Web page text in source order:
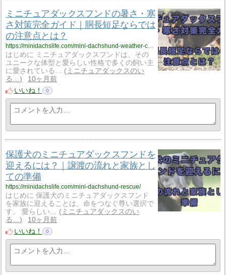
ミニチュアダックスフンドの暑さ・寒
さ対策完全ガイド｜胴長短足ならでは
の注意点とは？
はじめに ミニチュアダックスフンドは、その
ユニークな体型と愛らしい性格で多くの飼い主
に愛されている…
ミニチュアダックスのい
る…
10ヶ月前
いいね！
0
保護犬のミニチュアダックスフンドを
迎えるには？｜譲渡の流れと家族とし
ての準備
https://minidachslife.com/mini-dachshund-rescue/
はじめに 保護犬のミニチュアダックスフンド
を家族に迎えることは、命をつなぐ尊い選択で
す。 愛らしい…
ミニチュアダックスのい
る…
10ヶ月前
いいね！
0